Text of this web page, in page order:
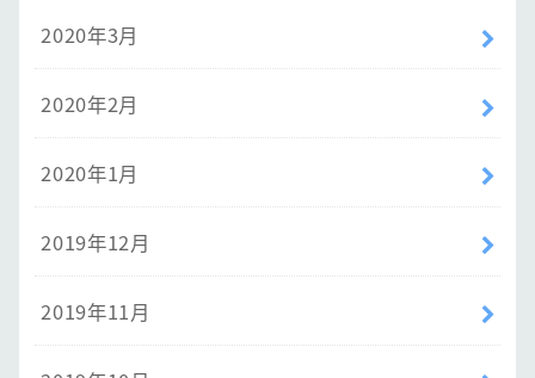
2020年3月
2020年2月
2020年1月
2019年12月
2019年11月